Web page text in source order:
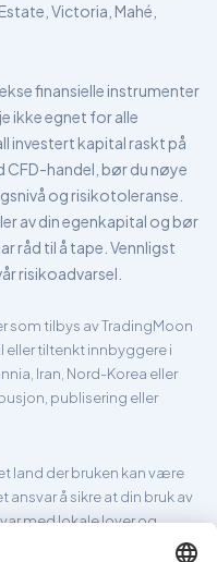
Victoria, Mahé,
finansielle instrumenter
ikke egnet for alle
investert kapital raskt på
CFD-handel, bør du nøye
og risikotoleranse.
av din egenkapital og bør
råd til å tape. Vennligst
risikoadvarsel.
som tilbys av TradingMoon
eller tiltenkt innbyggere i
Iran, Nord-Korea eller
publisering eller
land der bruken kan være
å sikre at din bruk av
med lokale lover og
at informasjonen som er